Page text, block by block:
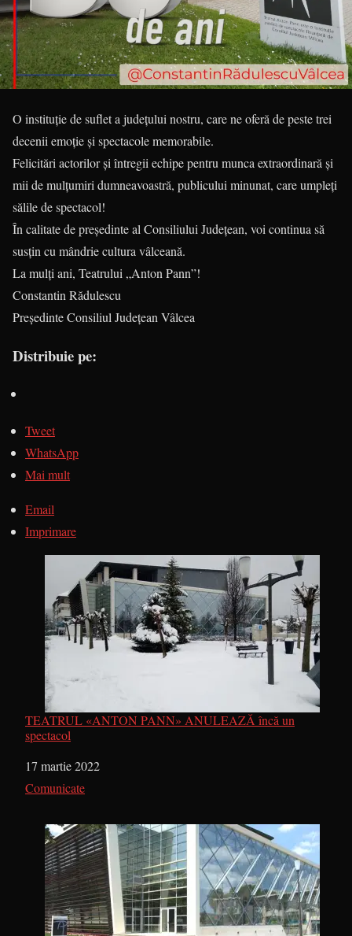
​O instituție de suflet a județului nostru, care ne oferă de peste trei
decenii emoție și spectacole memorabile.
Felicitări actorilor și întregii echipe pentru munca extraordinară și
mii de mulțumiri dumneavoastră, publicului minunat, care umpleți
sălile de spectacol!
​În calitate de președinte al Consiliului Județean, voi continua să
susțin cu mândrie cultura vâlceană.
​La mulți ani, Teatrului „Anton Pann”!
Constantin Rădulescu
Președinte Consiliul Județean Vâlcea
Distribuie pe:
Tweet
WhatsApp
Mai mult
Email
Imprimare
TEATRUL «ANTON PANN» ANULEAZĂ încă un
spectacol
Dată
17 martie 2022
În legătură cu
Comunicate